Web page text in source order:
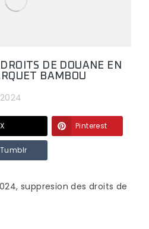
DE DOUANE EN
BAMBOU
X Pinterest
Tumblr
suppresion des droits de